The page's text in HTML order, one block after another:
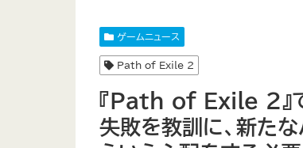
ゲームニュース
Path of Exile 2
『Path of Exile 2』
失敗を教訓に、新たな